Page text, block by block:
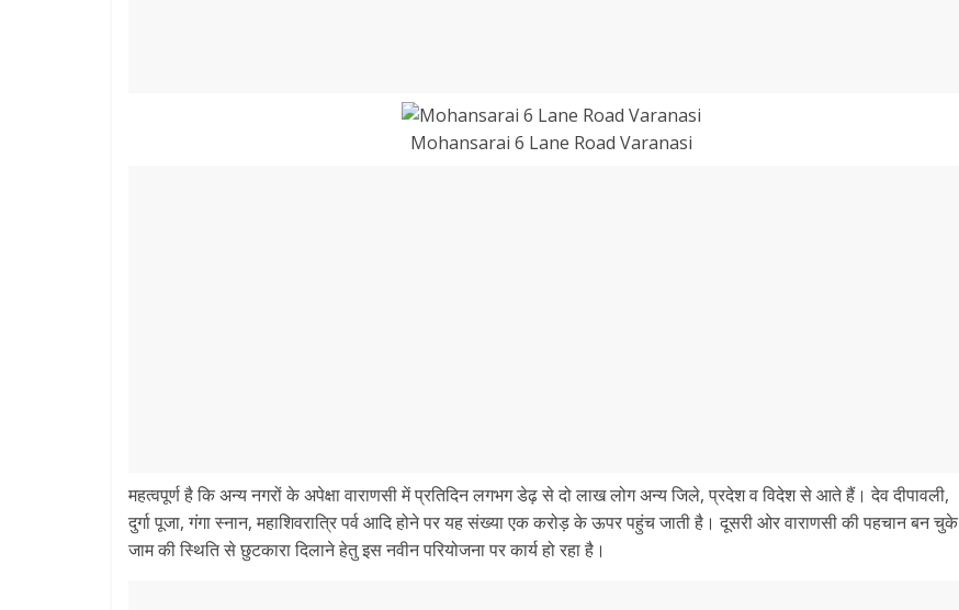
Mohansarai 6 Lane Road Varanasi
महत्वपूर्ण है कि अन्य नगरों के अपेक्षा वाराणसी में प्रतिदिन लगभग डेढ़ से दो लाख लोग अन्य जिले, प्रदेश व विदेश से आते हैं। देव दीपावली,
दुर्गा पूजा, गंगा स्नान, महाशिवरात्रि पर्व आदि होने पर यह संख्या एक करोड़ के ऊपर पहुंच जाती है। दूसरी ओर वाराणसी की पहचान बन चुके
जाम की स्थिति से छुटकारा दिलाने हेतु इस नवीन परियोजना पर कार्य हो रहा है।